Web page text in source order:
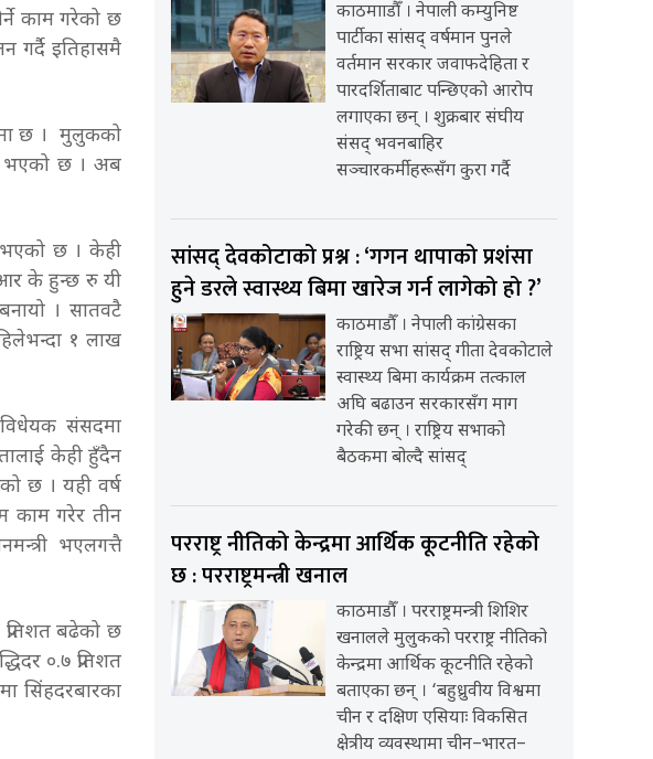
काम गरेको छ
गर्दै इतिहासमै
छ । मुलुकको
भएको छ । अब
भएको छ । केही
के हुन्छ रु यी
। सातवटै
१ लाख
विधेयक संसदमा
केही हुँदैन
छ । यही वर्ष
काम गरेर तीन
भएलगत्तै
बढेको छ
०.७ प्रतिशत
सिंहदरबारका
काठमााडौँ । नेपाली कम्युनिष्ट
पार्टीका सांसद् वर्षमान पुनले
वर्तमान सरकार जवाफदेहिता र
पारदर्शिताबाट पन्छिएको आरोप
लगाएका छन् । शुक्रबार संघीय
संसद् भवनबाहिर
सञ्चारकर्मीहरूसँग कुरा गर्दै
सांसद् देवकोटाको प्रश्न : ‘गगन थापाको प्रशंसा
हुने डरले स्वास्थ्य बिमा खारेज गर्न लागेको हो ?’
काठमाडौँ । नेपाली कांग्रेसका
राष्ट्रिय सभा सांसद् गीता देवकोटाले
स्वास्थ्य बिमा कार्यक्रम तत्काल
अघि बढाउन सरकारसँग माग
गरेकी छन् । राष्ट्रिय सभाको
बैठकमा बोल्दै सांसद्
परराष्ट्र नीतिको केन्द्रमा आर्थिक कूटनीति रहेको
छ : परराष्ट्रमन्त्री खनाल
काठमाडौँ । परराष्ट्रमन्त्री शिशिर
खनालले मुलुकको परराष्ट्र नीतिको
केन्द्रमा आर्थिक कूटनीति रहेको
बताएका छन् । ‘बहुध्रुवीय विश्वमा
चीन र दक्षिण एसियाः विकसित
क्षेत्रीय व्यवस्थामा चीन–भारत–